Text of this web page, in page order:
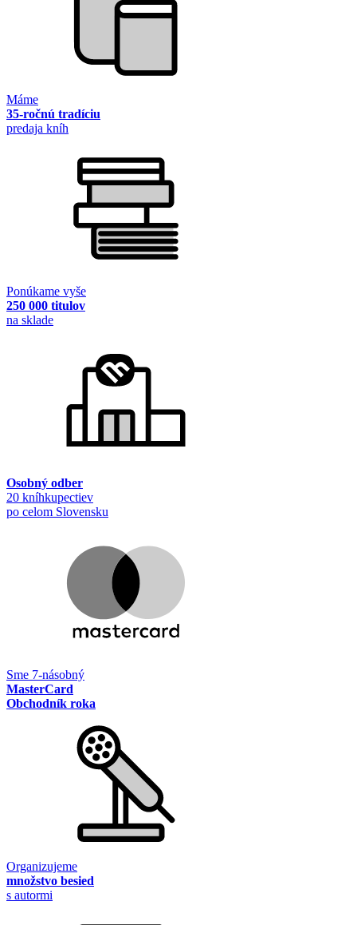
Máme
35-ročnú tradíciu
predaja kníh
Ponúkame vyše
250 000 titulov
na sklade
Osobný odber
20 kníhkupectiev
po celom Slovensku
Sme 7-násobný
MasterCard
Obchodník roka
Organizujeme
množstvo besied
s autormi